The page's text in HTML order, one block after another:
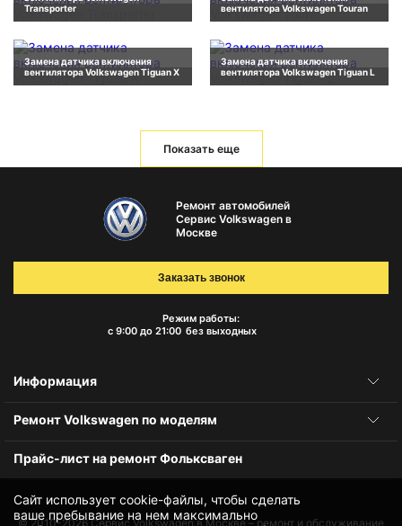
Transporter
вентилятора Volkswagen Touran
Замена датчика включения
вентилятора Volkswagen Tiguan X
Замена датчика включения
вентилятора Volkswagen Tiguan L
Показать еще
Сайт использует cookie-файлы, чтобы сделать
ваше пребывание на нем максимально
Ремонт автомобилей
Сервис Volkswagen в
Москве
Режим работы:
с 9:00 до 21:00 без выходных
Заказать звонок
Информация
Ремонт Volkswagen по моделям
Прайс-лист на ремонт Фольксваген
© 2010-2026Сервис Volkswagen в Москве – ремонт и обслуживание